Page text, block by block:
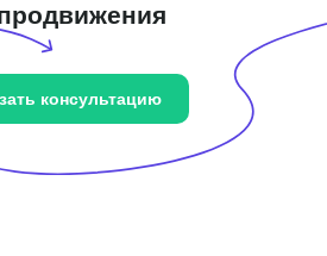
консультацию